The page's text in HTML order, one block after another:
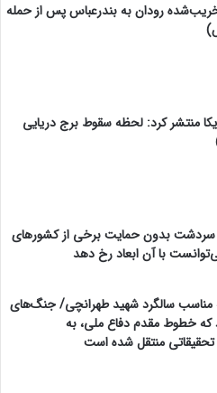
رودان به بندرعباس پس از حمله
منتشر کرد: لحظه سقوط برج دریایی
سردشت بدون حمایت برخی از کشورهای
با آن ابعاد رخ دهد
مناسب سالگرد شهید طهرانچی/ جنگ‌های
که خطوط مقدم دفاع ملی، به
تحقیقاتی منتقل شده است